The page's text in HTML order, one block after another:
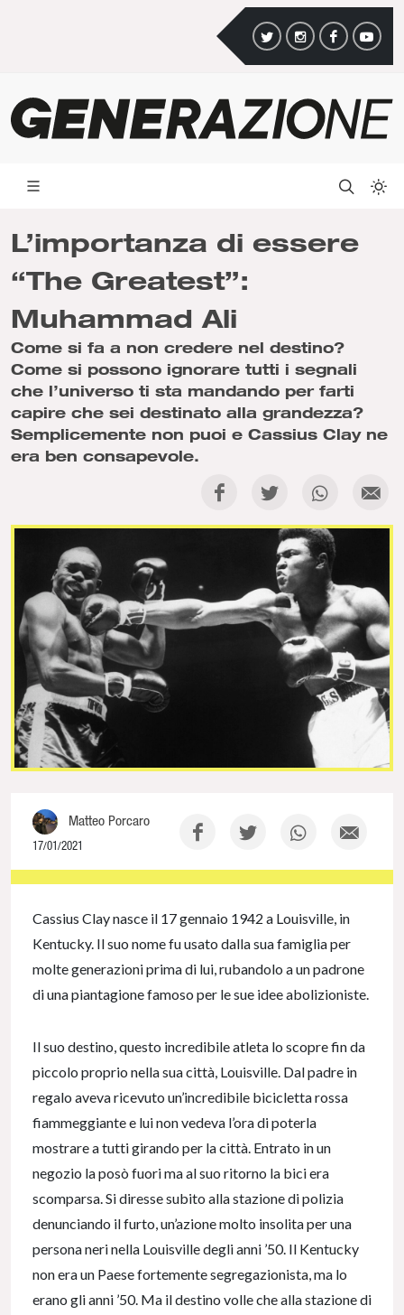
L’importanza di essere
“The Greatest”:
Muhammad Ali
Come si fa a non credere nel destino?
Come si possono ignorare tutti i segnali
che l’universo ti sta mandando per farti
capire che sei destinato alla grandezza?
Semplicemente non puoi e Cassius Clay ne
era ben consapevole.
Matteo Porcaro
17/01/2021
NaN% Complete
Cassius Clay nasce il 17 gennaio 1942 a Louisville, in
Kentucky. Il suo nome fu usato dalla sua famiglia per
molte generazioni prima di lui, rubandolo a un padrone
di una piantagione famoso per le sue idee abolizioniste.
Il suo destino, questo incredibile atleta lo scopre fin da
piccolo proprio nella sua città, Louisville. Dal padre in
regalo aveva ricevuto un’incredibile bicicletta rossa
fiammeggiante e lui non vedeva l’ora di poterla
mostrare a tutti girando per la città. Entrato in un
negozio la posò fuori ma al suo ritorno la bici era
scomparsa. Si diresse subito alla stazione di polizia
denunciando il furto, un’azione molto insolita per una
persona neri nella Louisville degli anni ’50. Il Kentucky
non era un Paese fortemente segregazionista, ma lo
erano gli anni ’50. Ma il destino volle che alla stazione di